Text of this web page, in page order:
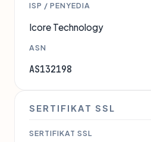
ISP / PENYEDIA
Icore Technology
ASN
AS132198
SERTIFIKAT SSL
SERTIFIKAT SSL